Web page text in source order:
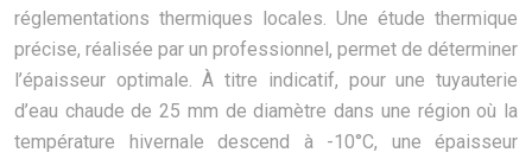
réglementations thermiques locales. Une étude thermique
précise, réalisée par un professionnel, permet de déterminer
l’épaisseur optimale. À titre indicatif, pour une tuyauterie
d’eau chaude de 25 mm de diamètre dans une région où la
température hivernale descend à -10°C, une épaisseur